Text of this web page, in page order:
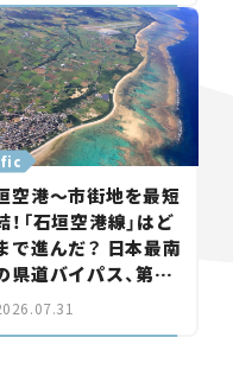
空港～市街地を最短
！「石垣空港線」はど
で進んだ？ 日本最南
県道バイパス、第2
も延伸開通 【いま気